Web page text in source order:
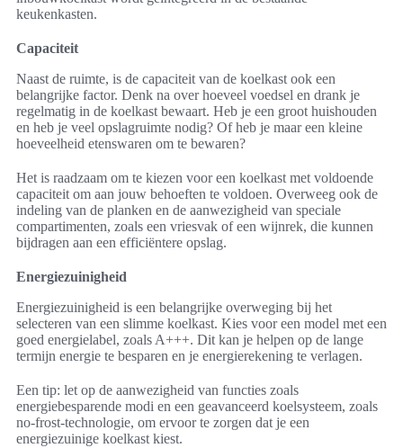
keukenkasten.
Capaciteit
Naast de ruimte, is de capaciteit van de koelkast ook een
belangrijke factor. Denk na over hoeveel voedsel en drank je
regelmatig in de koelkast bewaart. Heb je een groot huishouden
en heb je veel opslagruimte nodig? Of heb je maar een kleine
hoeveelheid etenswaren om te bewaren?
Het is raadzaam om te kiezen voor een koelkast met voldoende
capaciteit om aan jouw behoeften te voldoen. Overweeg ook de
indeling van de planken en de aanwezigheid van speciale
compartimenten, zoals een vriesvak of een wijnrek, die kunnen
bijdragen aan een efficiëntere opslag.
Energiezuinigheid
Energiezuinigheid is een belangrijke overweging bij het
selecteren van een slimme koelkast. Kies voor een model met een
goed energielabel, zoals A+++. Dit kan je helpen op de lange
termijn energie te besparen en je energierekening te verlagen.
Een tip: let op de aanwezigheid van functies zoals
energiebesparende modi en een geavanceerd koelsysteem, zoals
no-frost-technologie, om ervoor te zorgen dat je een
energiezuinige koelkast kiest.